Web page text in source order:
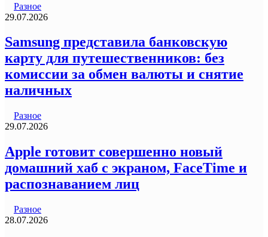
Разное
29.07.2026
Samsung представила банковскую
карту для путешественников: без
комиссии за обмен валюты и снятие
наличных
Разное
29.07.2026
Apple готовит совершенно новый
домашний хаб с экраном, FaceTime и
распознаванием лиц
Разное
28.07.2026